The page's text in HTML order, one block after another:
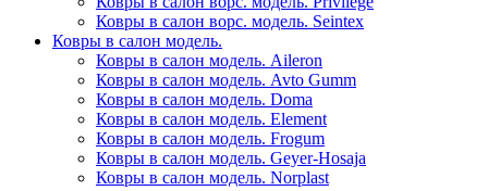
Ковры в салон ворс. модель. Seintex
Ковры в салон модель.
Ковры в салон модель. Aileron
Ковры в салон модель. Avto Gumm
Ковры в салон модель. Doma
Ковры в салон модель. Element
Ковры в салон модель. Frogum
Ковры в салон модель. Geyer-Hosaja
Ковры в салон модель. Norplast